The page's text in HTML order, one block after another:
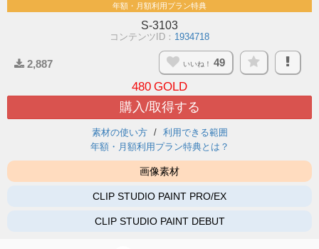
年額・月額利用プラン特典
S-3103
コンテンツID： 1934718
2,887 いいね！ 49
480 GOLD
購入/取得する
素材の使い方
利用できる範囲
年額・月額利用プラン特典とは？
画像素材
CLIP STUDIO PAINT PRO/EX
CLIP STUDIO PAINT DEBUT